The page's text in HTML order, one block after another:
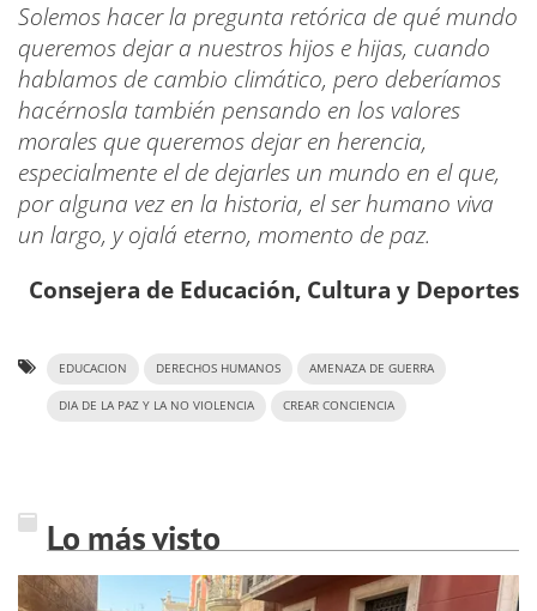
Solemos hacer la pregunta retórica de qué mundo
queremos dejar a nuestros hijos e hijas, cuando
hablamos de cambio climático, pero deberíamos
hacérnosla también pensando en los valores
morales que queremos dejar en herencia,
especialmente el de dejarles un mundo en el que,
por alguna vez en la historia, el ser humano viva
un largo, y ojalá eterno, momento de paz.
Consejera de Educación, Cultura y Deportes
EDUCACION DERECHOS HUMANOS AMENAZA DE GUERRA
DIA DE LA PAZ Y LA NO VIOLENCIA CREAR CONCIENCIA
Lo más visto